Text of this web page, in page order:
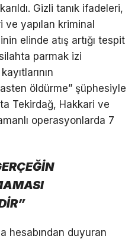
Gizli tanık ifadeleri,
yapılan kriminal
elinde atış artığı tespit
parmak izi
öldürme” şüphesiyle
Tekirdağ, Hakkari ve
operasyonlarda 7
hesabından duyuran